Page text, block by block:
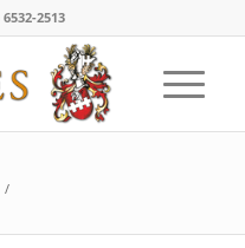
6532-2513
/